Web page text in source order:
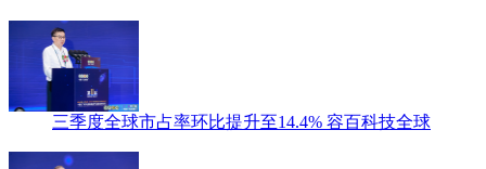
三季度全球市占率环比提升至14.4% 容百科技全球